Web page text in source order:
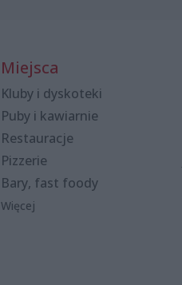
Miejsca
Kluby i dyskoteki
Puby i kawiarnie
Restauracje
Pizzerie
Bary, fast foody
Więcej